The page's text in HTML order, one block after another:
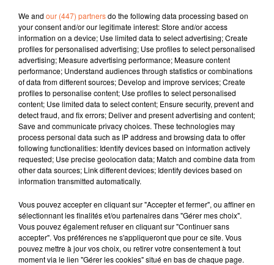
27 septembre 2022 - 12 min 7 sec
JOURNAL DU MARDI 27 SEPTEMBRE (MIDI)
Fabien Gazeau
L'info près de chez vous
Présenté par Fabien Gazeau
- Des mouvements sociaux aujourdhui chez Groupama
mais aussi chez Marie Surgelés
- Les éleveurs ne veulent pas porter le chapeau de
l'abandon de la Maison de la Parthenaise
- Google animait des ateliers numériques à Bressuire
- La Mission Locale Sud 79 organise demain à Niort,
un forum destiné aux personnes sans situation
professionnelle.
- Enfin, le bilan touristique en Thouarsais est excellent
We and our (447) partnersdo the following data processing based on
your consent and/or our legitimate interest: Store and/or access
information on a device; Use limited data to select advertising; Create
profiles for personalised advertising; Use profiles to select personalised
advertising; Measure advertising performance; Measure content
performance; Understand audiences through statistics or combinations
of data from different sources; Develop and improve services; Create
profiles to personalise content; Use profiles to select personalised
content; Use limited data to select content; Ensure security, prevent and
detect fraud, and fix errors; Deliver and present advertising and content;
Save and communicate privacy choices. These technologies may
process personal data such as IP address and browsing data to offer
following functionalities: Identify devices based on information actively
requested; Use precise geolocation data; Match and combine data from
other data sources; Link different devices; Identify devices based on
information transmitted automatically.
Vous pouvez accepter en cliquant sur "Accepter et fermer", ou affiner en
sélectionnant les finalités et/ou partenaires dans "Gérer mes choix".
Vous pouvez également refuser en cliquant sur "Continuer sans
accepter". Vos préférences ne s'appliqueront que pour ce site. Vous
pouvez mettre à jour vos choix, ou retirer votre consentement à tout
moment via le lien "Gérer les cookies" situé en bas de chaque page.